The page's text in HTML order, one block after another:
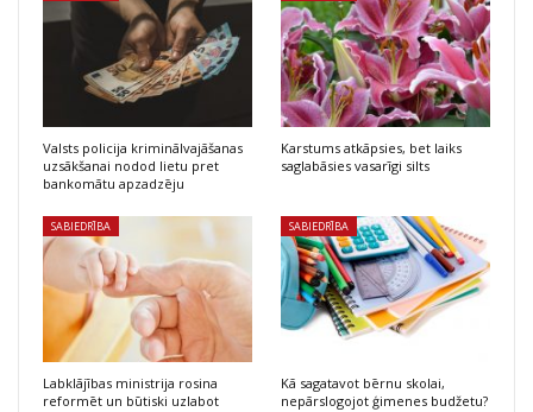
Valsts policija kriminālvajāšanas
uzsākšanai nodod lietu pret
bankomātu apzadzēju
Karstums atkāpsies, bet laiks
saglabāsies vasarīgi silts
SABIEDRĪBA
Labklājības ministrija rosina
reformēt un būtiski uzlabot
SABIEDRĪBA
Kā sagatavot bērnu skolai,
nepārslogojot ģimenes budžetu?